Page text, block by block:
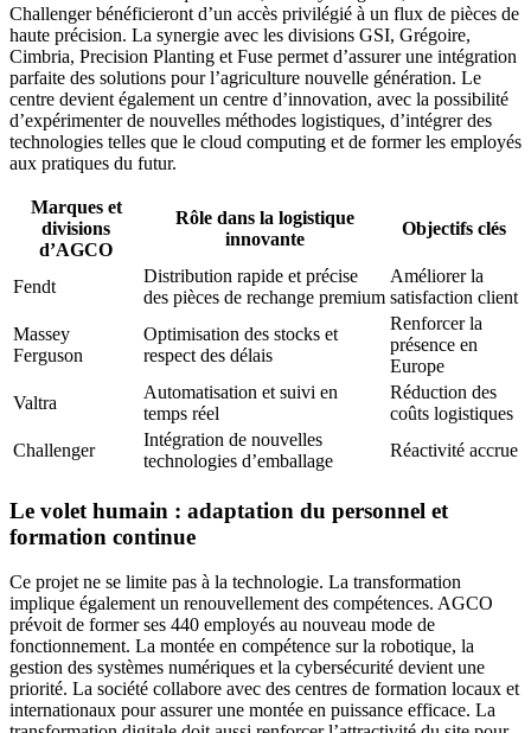
Challenger bénéficieront d’un accès privilégié à un flux de pièces de
haute précision. La synergie avec les divisions GSI, Grégoire,
Cimbria, Precision Planting et Fuse permet d’assurer une intégration
parfaite des solutions pour l’agriculture nouvelle génération. Le
centre devient également un centre d’innovation, avec la possibilité
d’expérimenter de nouvelles méthodes logistiques, d’intégrer des
technologies telles que le cloud computing et de former les employés
aux pratiques du futur.
Marques et
divisions
d’AGCO
Rôle dans la logistique
innovante
Objectifs clés
Fendt
Distribution rapide et précise
des pièces de rechange premium
Améliorer la
satisfaction client
Massey
Ferguson
Optimisation des stocks et
respect des délais
Renforcer la
présence en
Europe
Valtra
Automatisation et suivi en
temps réel
Réduction des
coûts logistiques
Challenger
Intégration de nouvelles
technologies d’emballage
Réactivité accrue
Le volet humain : adaptation du personnel et
formation continue
Ce projet ne se limite pas à la technologie. La transformation
implique également un renouvellement des compétences. AGCO
prévoit de former ses 440 employés au nouveau mode de
fonctionnement. La montée en compétence sur la robotique, la
gestion des systèmes numériques et la cybersécurité devient une
priorité. La société collabore avec des centres de formation locaux et
internationaux pour assurer une montée en puissance efficace. La